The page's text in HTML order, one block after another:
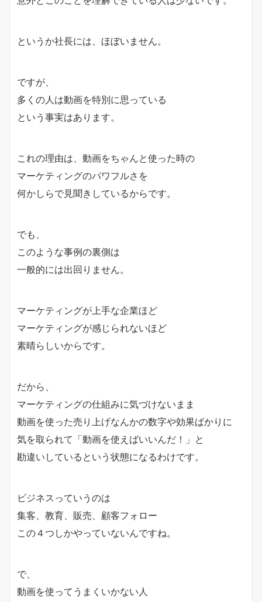
というか社長には、ほぼいません。
ですが、
多くの人は動画を特別に思っている
という事実はあります。
これの理由は、動画をちゃんと使った時の
マーケティングのパワフルさを
何かしらで見聞きしているからです。
でも、
このような事例の裏側は
一般的には出回りません。
マーケティングが上手な企業ほど
マーケティングが感じられないほど
素晴らしいからです。
だから、
マーケティングの仕組みに気づけないまま
動画を使った売り上げなんかの数字や効果ばかりに
気を取られて「動画を使えばいいんだ！」と
勘違いしているという状態になるわけです。
ビジネスっていうのは
集客、教育、販売、顧客フォロー
この４つしかやっていないんですね。
で、
動画を使ってうまくいかない人